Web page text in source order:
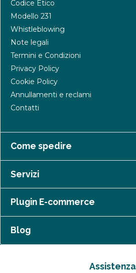
Codice Etico
Modello 231
Whistleblowing
Note legali
Termini e Condizioni
Privacy Policy
Cookie Policy
Annullamenti e reclami
Contatti
Come spedire
Servizi
Plugin E-commerce
Blog
Assistenza